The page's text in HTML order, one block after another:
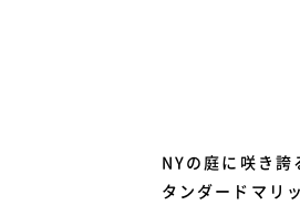
NYの庭に咲き誇
タンダードマリッ